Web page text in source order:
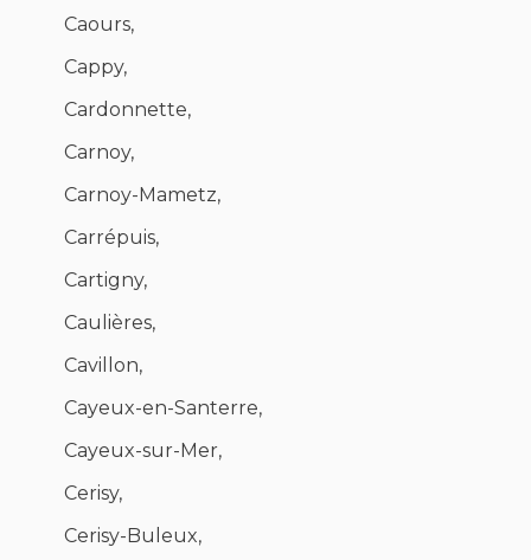
Caours,
Cappy,
Cardonnette,
Carnoy,
Carnoy-Mametz,
Carrépuis,
Cartigny,
Caulières,
Cavillon,
Cayeux-en-Santerre,
Cayeux-sur-Mer,
Cerisy,
Cerisy-Buleux,